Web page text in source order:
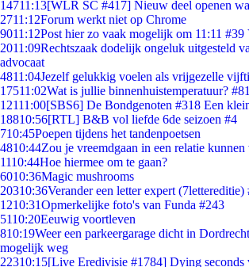
14711:13[WLR SC #417] Nieuw deel openen
2711:12Forum werkt niet op Chrome
9011:12Post hier zo vaak mogelijk om 11:11 #39
2011:09Rechtszaak dodelijk ongeluk uitgesteld
advocaat
4811:04Jezelf gelukkig voelen als vrijgezelle
17511:02Wat is jullie binnenhuistemperatuur?
12111:00[SBS6] De Bondgenoten #318 Een
18810:56[RTL] B&B vol liefde 6de seizoen #4
710:45Poepen tijdens het tandenpoetsen
4810:44Zou je vreemdgaan in een relatie kunnen
1110:44Hoe hiermee om te gaan?
6010:36Magic mushrooms
20310:36Verander een letter expert (7lettereditie)
1210:31Opmerkelijke foto's van Funda #243
5110:20Eeuwig voortleven
810:19Weer een parkeergarage dicht in
mogelijk weg
22310:15[Live Eredivisie #1784] Dying seconds